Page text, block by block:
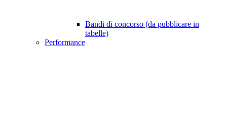
Bandi di concorso (da pubblicare in
tabelle)
Performance